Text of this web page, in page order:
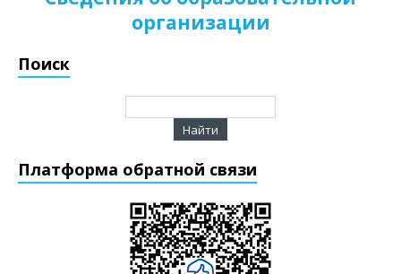
организации
Поиск
Платформа обратной связи